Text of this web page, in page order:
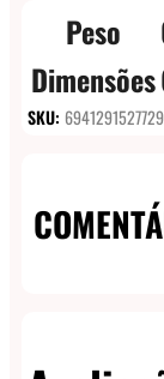
Peso
Dimensões
SKU: 6941291527729